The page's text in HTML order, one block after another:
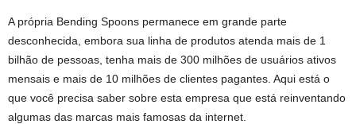
A própria Bending Spoons permanece em grande parte
desconhecida, embora sua linha de produtos atenda mais de 1
bilhão de pessoas, tenha mais de 300 milhões de usuários ativos
mensais e mais de 10 milhões de clientes pagantes. Aqui está o
que você precisa saber sobre esta empresa que está reinventando
algumas das marcas mais famosas da internet.